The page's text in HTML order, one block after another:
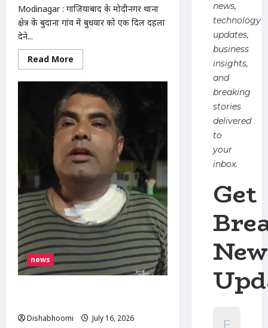
Modinagar : गाजियाबाद के मोदीनगर थाना
क्षेत्र के बुदाना गांव में बुधवार को एक दिल दहला
देने...
Read More
more
Modinagar
:
मोदीनगर
के
बुदाना
गांव
में
बेटे
ने
पिता
को
गोली
मौत
के
घाट,
आरोपी
फरार
news
Dishabhoomi
July 16, 2026
news,
technology
updates,
business
insights,
and
breaking
stories
delivered
to
your
inbox.
Get